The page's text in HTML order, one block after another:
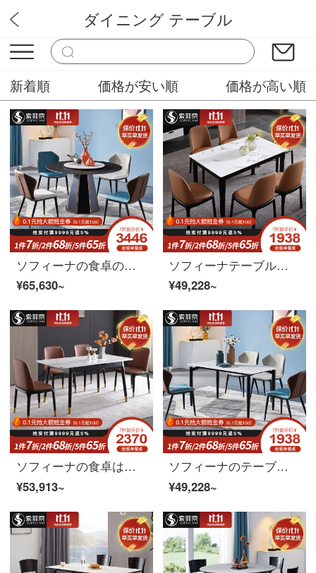
華やか家具
ダイニング テーブル
新着順 価格が安い順 価格が高い順
ソフィーナの食卓の岩板テーブルはシンプルなテーブルです。北欧の円形テーブルセットは軽い贅沢な家庭用の小さなテーブルです。1.4メートルのテーブルに六椅子のテーブルがあります。
¥65,630~
ソフィーナテーブルの岩板テーブルはシンプルなテーブルです。現代の小さな部屋型テーブルとテーブルの組み合わせは北欧岩板テーブル1.4メートルのテーブルに6つのテーブルがあります。
¥49,228~
ソフィーナの食卓は伸縮テーブルという意味で、式岩プレートの食卓は北欧の小さな部屋型のテーブルと椅子の組み合わせがとても簡単で伸縮性の高いテーブルです。
¥53,913~
ソフィーナのテーブル岩板テーブルイタリア現代テーブル北欧の小さな部屋型テーブルとテーブルの組み合わせは、軽奢な岩板テーブル1.4メートルのテーブルに6つのテーブルがあります。
¥49,228~